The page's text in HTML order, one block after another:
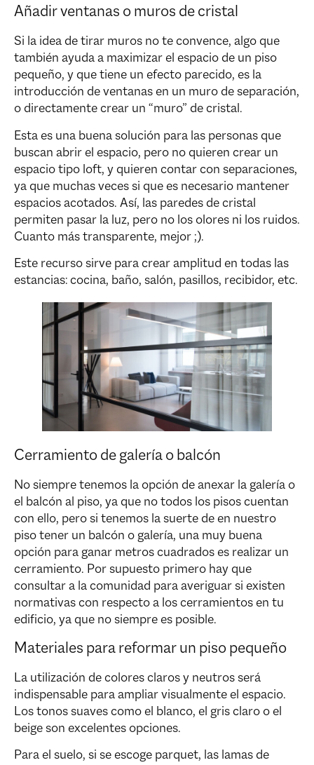
Añadir ventanas o muros de cristal
Si la idea de tirar muros no te convence, algo que
también ayuda a maximizar el espacio de un piso
pequeño, y que tiene un efecto parecido, es la
introducción de ventanas en un muro de separación,
o directamente crear un “muro” de cristal.
Esta es una buena solución para las personas que
buscan abrir el espacio, pero no quieren crear un
espacio tipo loft, y quieren contar con separaciones,
ya que muchas veces si que es necesario mantener
espacios acotados. Así, las paredes de cristal
permiten pasar la luz, pero no los olores ni los ruidos.
Cuanto más transparente, mejor ;).
Este recurso sirve para crear amplitud en todas las
estancias: cocina, baño, salón, pasillos, recibidor, etc.
Cerramiento de galería o balcón
No siempre tenemos la opción de anexar la galería o
el balcón al piso, ya que no todos los pisos cuentan
con ello, pero si tenemos la suerte de en nuestro
piso tener un balcón o galería, una muy buena
opción para ganar metros cuadrados es realizar un
cerramiento. Por supuesto primero hay que
consultar a la comunidad para averiguar si existen
normativas con respecto a los cerramientos en tu
edificio, ya que no siempre es posible.
Materiales para reformar un piso pequeño
La utilización de colores claros y neutros será
indispensable para ampliar visualmente el espacio.
Los tonos suaves como el blanco, el gris claro o el
beige son excelentes opciones.
Para el suelo, si se escoge parquet, las lamas de